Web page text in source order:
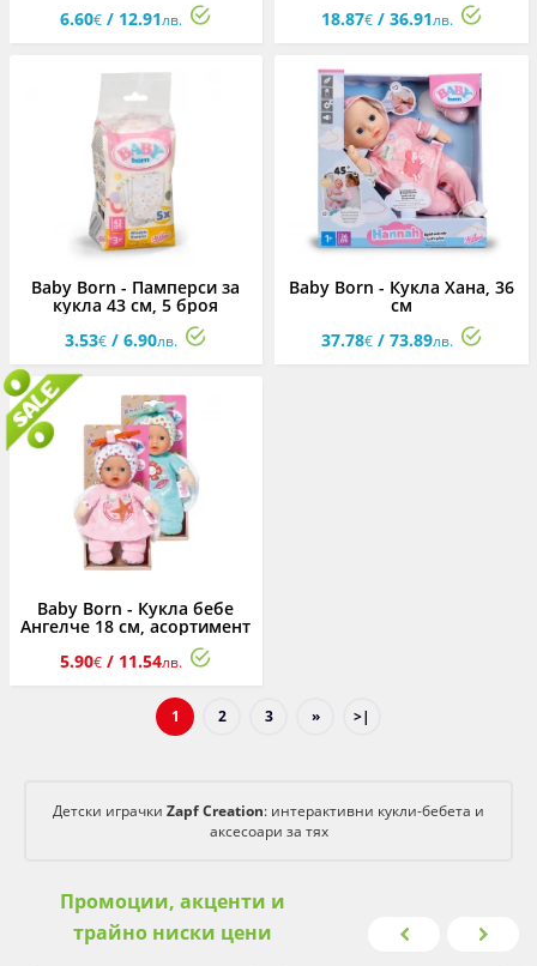
6.60€ / 12.91лв.
18.87€/ 36.91лв.
Baby Born - Памперси за
кукла 43 см, 5 броя
3.53€ / 6.90лв.
Baby Born - Кукла Хана, 36
см
37.78€/ 73.89лв.
Baby Born - Кукла бебе
Ангелче 18 см, асортимент
5.90€ / 11.54лв.
1 2 3 » >|
Детски играчки Zapf Creation: интерактивни кукли-бебета и
аксесоари за тях
Промоции, акценти и
трайно ниски цени